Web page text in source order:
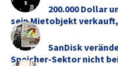
200.000 Dollar
sein Mietobjekt
SanDisk
Speicher-Sektor nicht